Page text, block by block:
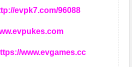
evpk7.com/96088
www.evgames.cc